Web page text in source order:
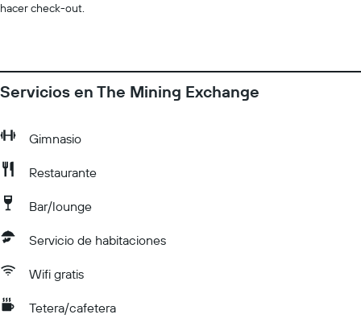
hacer check-out.
Servicios en The Mining Exchange
Gimnasio
Restaurante
Bar/lounge
Servicio de habitaciones
Wifi gratis
Tetera/cafetera